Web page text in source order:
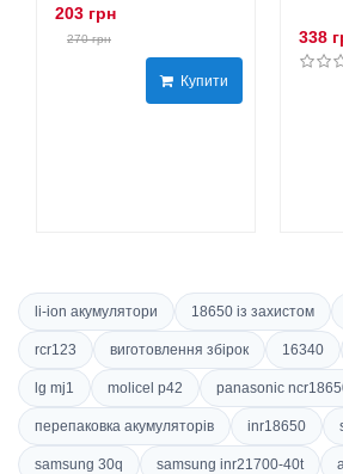
203 грн
270 грн
Купити
338
li-ion акумулятори 18650 із захистом
rcr123 виготовлення збірок 16340
lg mj1 molicel p42 panasonic
перепаковка акумуляторів inr18650
samsung 30q samsung inr21700-40t